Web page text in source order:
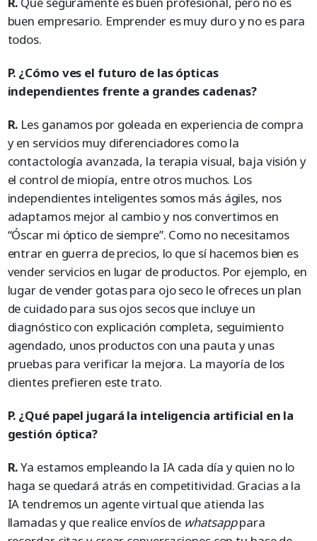
buen empresario. Emprender es muy duro y no es para
todos.
P. ¿Cómo ves el futuro de las ópticas
independientes frente a grandes cadenas?
R. Les ganamos por goleada en experiencia de compra
y en servicios muy diferenciadores como la
contactología avanzada, la terapia visual, baja visión y
el control de miopía, entre otros muchos. Los
independientes inteligentes somos más ágiles, nos
adaptamos mejor al cambio y nos convertimos en
“Óscar mi óptico de siempre”. Como no necesitamos
entrar en guerra de precios, lo que sí hacemos bien es
vender servicios en lugar de productos. Por ejemplo, en
lugar de vender gotas para ojo seco le ofreces un plan
de cuidado para sus ojos secos que incluye un
diagnóstico con explicación completa, seguimiento
agendado, unos productos con una pauta y unas
pruebas para verificar la mejora. La mayoría de los
clientes prefieren este trato.
P. ¿Qué papel jugará la inteligencia artificial en la
gestión óptica?
R.Ya estamos empleando la IA cada día y quien no lo
haga se quedará atrás en competitividad. Gracias a la
IA tendremos un agente virtual que atienda las
llamadas y que realice envíos de whatsapppara